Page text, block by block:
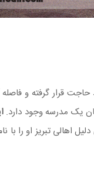
قرار گرفته و
یک مدرسه وجود دارد.
اهالی تبریز او